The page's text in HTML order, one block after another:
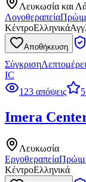
Λευκωσία και
Λογοθεραπεία
ΚέντροΕλληνικά
Αποθήκευση
Σύγκριση
IC
123 απόψεις
Imera
Λευκωσία
Εργοθεραπεία
ΚέντροΕλληνικά